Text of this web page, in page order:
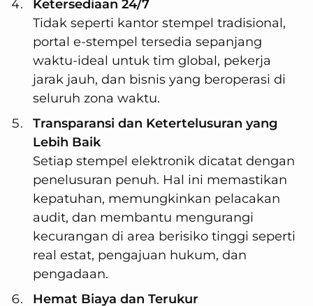
Ketersediaan 24/7
Tidak seperti kantor stempel tradisional,
portal e-stempel tersedia sepanjang
waktu-ideal untuk tim global, pekerja
jarak jauh, dan bisnis yang beroperasi di
seluruh zona waktu.
Transparansi dan Ketertelusuran yang
Lebih Baik
Setiap stempel elektronik dicatat dengan
penelusuran penuh. Hal ini memastikan
kepatuhan, memungkinkan pelacakan
audit, dan membantu mengurangi
kecurangan di area berisiko tinggi seperti
real estat, pengajuan hukum, dan
pengadaan.
Hemat Biaya dan Terukur